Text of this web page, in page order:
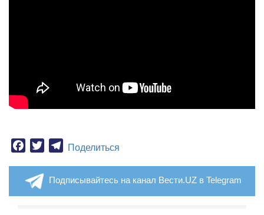
Facebook
TwitterTelegram
Поделиться
Подписывайтесь на канал Вести.UZ в Telegram